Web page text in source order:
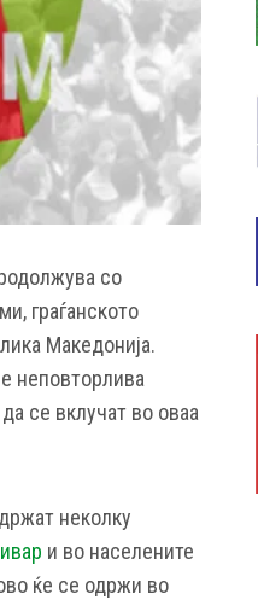
со
граѓанското
Македонија.
неповторлива
се вклучат во оваа
неколку
и во населените
ќе се одржи во